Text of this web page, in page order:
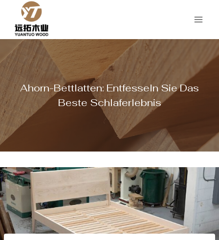
springen
Ahorn-Bettlatten: Entfesseln Sie Das
Beste Schlaferlebnis